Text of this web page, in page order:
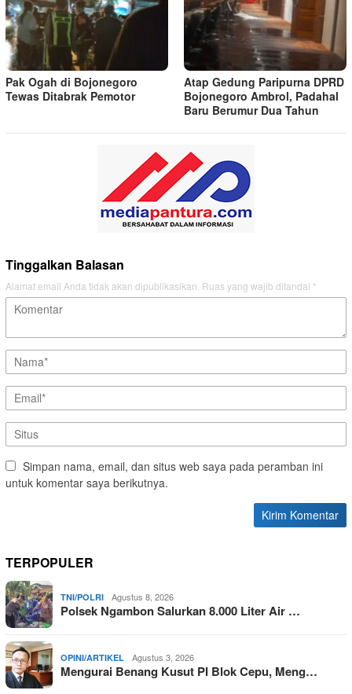
Pak Ogah di Bojonegoro
Tewas Ditabrak Pemotor
Atap Gedung Paripurna DPRD
Bojonegoro Ambrol, Padahal
Baru Berumur Dua Tahun
Tinggalkan Balasan
Alamat email Anda tidak akan dipublikasikan. Ruas yang wajib ditandai *
Simpan nama, email, dan situs web saya pada peramban ini
untuk komentar saya berikutnya.
TERPOPULER
TNI/POLRI Agustus 8, 2026
Polsek Ngambon Salurkan 8.000 Liter Air …
OPINI/ARTIKEL Agustus 3, 2026
Mengurai Benang Kusut PI Blok Cepu, Meng…